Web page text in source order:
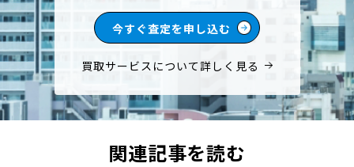
今すぐ査定を申し込む
買取サービスについて詳しく見る
関連記事を読む